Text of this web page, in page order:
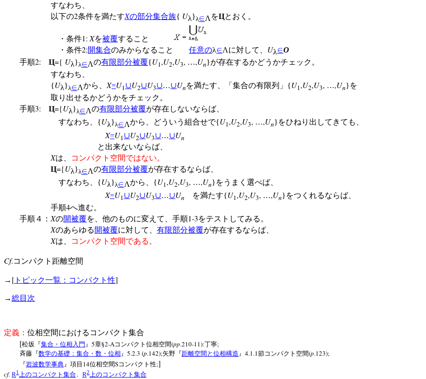
すなわち、
以下の2条件を満たすXの部分集合族{ Uλ}λ∈Λ をЦとおく。
・条件1: Xを被覆すること
・条件2:開集合のみからなること 任意のλ∈Λに対して、 Uλ∈O
手順2: Ц={ Uλ}λ∈Λの有限部分被覆{U1,U2,U3, …,Un}が存在するかどうかチェック。
すなわち、
{Uλ}λ∈Λから、 X=U1∪U2∪U3∪…∪Unを満たす、「集合の有限列」{U1,U2,U3, …,Un}を
取り出せるかどうかをチェック。
手順3: Ц={Uλ}λ∈Λの有限部分被覆が存在しないならば、
すなわち、{Uλ}λ∈Λから、どういう組合せで{U1,U2,U3, …,Un}をひねり出してきても、
X=U1∪U2∪U3∪…∪Un
と出来ないならば、
Xは、
コンパクト空間ではない。
Ц={Uλ}λ∈Λの有限部分被覆が存在するならば、
すなわち、{Uλ}λ∈Λから、{U1,U2,U3, …,Un}をうまく選べば、
X=U1∪U2∪U3∪…∪Un を満たす{U1,U2,U3, …,Un}をつくれるならば、
手順4へ進む。
手順４： Xの開被覆を、他のものに変えて、手順1-3をテストしてみる。
Xのあらゆる 開被覆に対して、 有限部分被覆が存在するならば、
Xは、 コンパクト空間である。
Cf.コンパクト距離空間
→ [ トピック一覧：コンパクト性]
→総目次
定義： 位相空間におけるコンパクト集合
[松坂『集合・位相入門 』 5章§2-Aコンパクト位相空間(pp.210-11):丁寧;
斉藤『数学の基礎：集合・数・位相』 5.2.3 (p.142);矢野『距離空間と位相構造』 4.1.1節コンパクト空間(p.123);
『岩波数学事典』項目 14位相空間Sコンパクト性;]
cf. R1 上のコンパクト集合、 R2 上のコンパクト集合